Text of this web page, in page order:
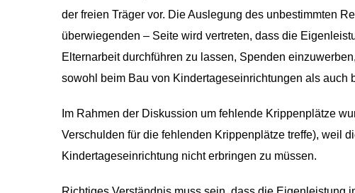
der freien Träger vor. Die Auslegung des unbestimmten
überwiegenden – Seite wird vertreten, dass die
Elternarbeit durchführen zu lassen, Spenden
sowohl beim Bau von Kindertageseinrichtungen als
Im Rahmen der Diskussion um fehlende Krippenplätze
Verschulden für die fehlenden Krippenplätze treffe), weil
Kindertageseinrichtung nicht erbringen zu müssen.